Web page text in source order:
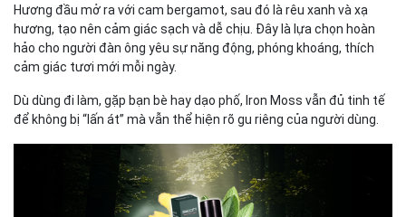
Hương đầu mở ra với cam bergamot, sau đó là rêu xanh và xạ
hương, tạo nên cảm giác sạch và dễ chịu. Đây là lựa chọn hoàn
hảo cho người đàn ông yêu sự năng động, phóng khoáng, thích
cảm giác tươi mới mỗi ngày.
Dù dùng đi làm, gặp bạn bè hay dạo phố, Iron Moss vẫn đủ tinh tế
để không bị “lấn át” mà vẫn thể hiện rõ gu riêng của người dùng.